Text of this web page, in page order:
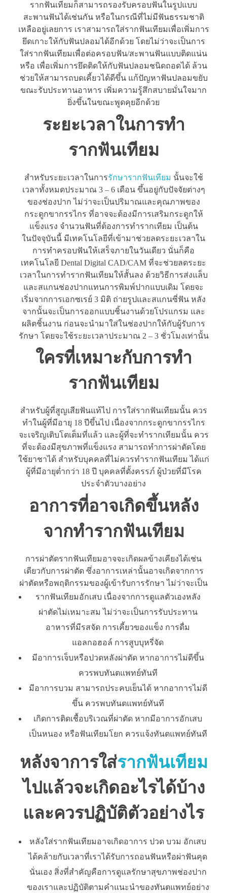
รากฟันเทียมก็สามารถรองรับครอบฟันในรูปแบบ
สะพานฟันได้เช่นกัน หรือในกรณีที่ไม่มีฟันธรรมชาติ
เหลืออยู่เลยการ เราสามารถใส่รากฟันเทียมเพื่อเพิ่มการ
ยึดเกาะให้กับฟันปลอมได้อีกด้วย โดยไม่ว่าจะเป็นการ
ใส่รากฟันเทียมเพื่อต่อครอบฟัน/สะพานฟันแบบติดแน่น
หรือ เพื่อเพิ่มการยึดติดให้กับฟันปลอมชนิดถอดได้ ล้วน
ช่วยให้สามารถบดเคี้ยวได้ดีขึ้น แก้ปัญหาฟันปลอมขยับ
ขณะรับประทานอาหาร เพิ่มความรู้สึกสบายมั่นใจมาก
ยิ่งขึ้นในขณะพูดคุยอีกด้วย
ระยะเวลาในการทำ
รากฟันเทียม
สำหรับระยะเวลาในการรักษารากฟันเทียม นั้นจะใช้
เวลาทั้งหมดประมาณ 3 – 6 เดือน ขึ้นอยู่กับปัจจัยต่างๆ
ของช่องปาก ไม่ว่าจะเป็นปริมาณและคุณภาพของ
กระดูกขากรรไกร ที่อาจจะต้องมีการเสริมกระดูกให้
แข็งแรง จำนวนฟันที่ต้องการทำรากเทียม เป็นต้น
ในปัจจุบันนี้ มีเทคโนโลยีที่เข้ามาช่วยลดระยะเวลาใน
การทำครอบฟันให้เสร็จภายในวันเดียว นั่นก็คือ
เทคโนโลยี Dental Digital CAD/CAM ที่จะช่วยลดระยะ
เวลาในการทำรากฟันเทียมให้สั้นลง ด้วยวิธีการส่งแล็บ
และสแกนช่องปากแทนการพิมพ์ปากแบบเดิม โดยจะ
เริ่มจากการเอกซเรย์ 3 มิติ ถ่ายรูปและสแกนซี่ฟัน หลัง
จากนั้นจะเป็นการออกแบบชิ้นงานด้วยโปรแกรม และ
ผลิตชิ้นงาน ก่อนจะนำมาใส่ในช่องปากให้กับผู้รับการ
รักษา โดยจะใช้ระยะเวลาประมาณ 2 – 3 ชั่วโมงเท่านั้น
ใครที่เหมาะกับการทำ
รากฟันเทียม
สำหรับผู้ที่สูญเสียฟันแท้ไป การใส่รากฟันเทียมนั้น ควร
ทำในผู้ที่มีอายุ 18 ปีขึ้นไป เนื่องจากกระดูกขากรรไกร
จะเจริญเติบโตเต็มที่แล้ว และผู้ที่จะทำรากเทียมนั้น ควร
ที่จะต้องมีสุขภาพที่แข็งแรง สามารถทำการผ่าตัดโดย
ใช้ยาชาได้ สำหรับบุคคลที่ไม่ควรทำรากฟันเทียม ได้แก่
ผู้ที่มีอายุต่ำกว่า 18 ปี บุคคลที่ตั้งครรภ์ ผู้ป่วยที่มีโรค
ประจำตัวบางอย่าง
อาการที่อาจเกิดขึ้นหลัง
จากทำรากฟันเทียม
การผ่าตัดรากฟันเทียมอาจจะเกิดผลข้างเคียงได้เช่น
เดียวกับการผ่าตัด ซึ่งอาการเหล่านั้นอาจเกิดจากการ
ผ่าตัดหรือพฤติกรรมของผู้เข้ารับการรักษา ไม่ว่าจะเป็น
รากฟันเทียมอักเสบ เนื่องจากการดูแลตัวเองหลัง
ผ่าตัดไม่เหมาะสม ไม่ว่าจะเป็นการรับประทาน
อาหารที่มีรสจัด การเคี้ยวของแข็ง การดื่ม
แอลกอฮอล์ การสูบบุหรี่จัด
มีอาการเจ็บหรือปวดหลังผ่าตัด หากอาการไม่ดีขึ้น
ควรพบทันตแพทย์ทันที
มีอาการบวม สามารถประคบเย็นได้ หากอาการไม่ดี
ขึ้น ควรพบทันตแพทย์ทันที
เกิดการติดเชื้อบริเวณที่ผ่าตัด หากมีอาการอักเสบ
เป็นหนอง หรือฟันเทียมโยก ควรแจ้งทันตแพทย์ทันที
หลังจาการใส่รากฟันเทียม
ไปแล้วจะเกิดอะไรได้บ้าง
และควรปฏิบัติตัวอย่างไร
หลังใส่รากฟันเทียมอาจเกิดอาการ ปวด บวม อักเสบ
ได้คล้ายกับเวลาที่เราได้รับการถอนฟันหรือผ่าฟันคุด
นั่นเอง สิ่งที่สำคัญคือการดูแลรักษาสุขภาพช่องปาก
ของเราและปฏิบัติตามคำแนะนำของทันตแพทย์อย่าง